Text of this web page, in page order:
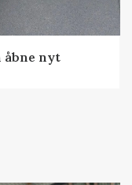
åbne nyt